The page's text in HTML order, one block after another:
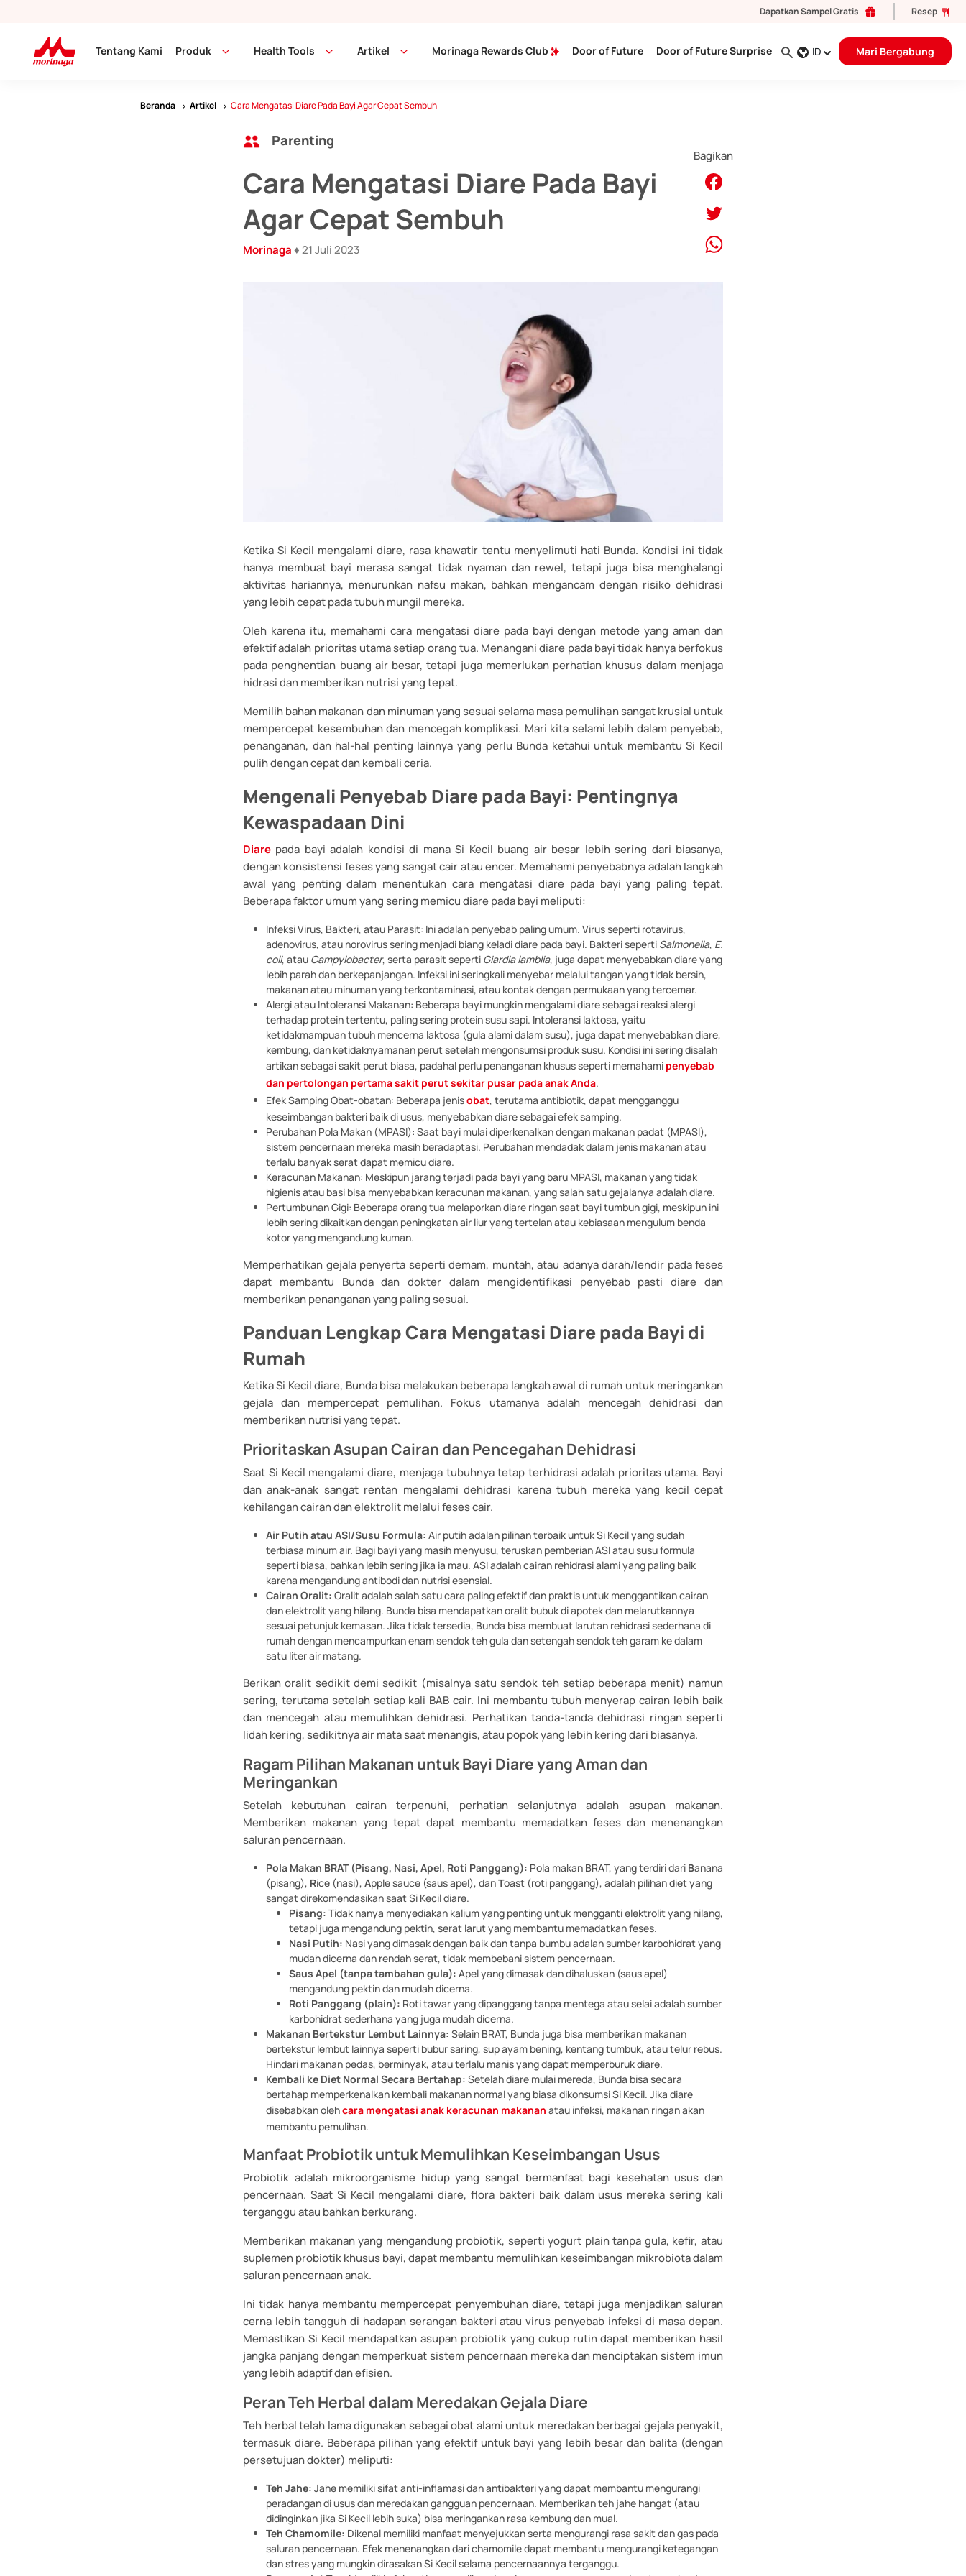
Dapatkan Sampel Gratis Resep
ID Mari Bergabung
Tentang Kami Produk Health Tools Artikel Morinaga Rewards Club Door of Future Door of Future Surprise
Beranda Artikel Cara Mengatasi Diare Pada Bayi Agar Cepat Sembuh
Parenting
Cara Mengatasi Diare Pada Bayi
Agar Cepat Sembuh
Morinaga♦ 21 Juli 2023
Bagikan
Ketika Si Kecil mengalami diare, rasa khawatir tentu menyelimuti hati Bunda. Kondisi ini tidak
hanya membuat bayi merasa sangat tidak nyaman dan rewel, tetapi juga bisa menghalangi
aktivitas hariannya, menurunkan nafsu makan, bahkan mengancam dengan risiko dehidrasi
yang lebih cepat pada tubuh mungil mereka.
Oleh karena itu, memahami cara mengatasi diare pada bayi dengan metode yang aman dan
efektif adalah prioritas utama setiap orang tua. Menangani diare pada bayi tidak hanya berfokus
pada penghentian buang air besar, tetapi juga memerlukan perhatian khusus dalam menjaga
hidrasi dan memberikan nutrisi yang tepat.
Memilih bahan makanan dan minuman yang sesuai selama masa pemulihan sangat krusial untuk
mempercepat kesembuhan dan mencegah komplikasi. Mari kita selami lebih dalam penyebab,
penanganan, dan hal-hal penting lainnya yang perlu Bunda ketahui untuk membantu Si Kecil
pulih dengan cepat dan kembali ceria.
Mengenali Penyebab Diare pada Bayi: Pentingnya
Kewaspadaan Dini
Diare pada bayi adalah kondisi di mana Si Kecil buang air besar lebih sering dari biasanya,
dengan konsistensi feses yang sangat cair atau encer. Memahami penyebabnya adalah langkah
awal yang penting dalam menentukan cara mengatasi diare pada bayi yang paling tepat.
Beberapa faktor umum yang sering memicu diare pada bayi meliputi:
Infeksi Virus, Bakteri, atau Parasit: Ini adalah penyebab paling umum. Virus seperti rotavirus,
adenovirus, atau norovirus sering menjadi biang keladi diare pada bayi. Bakteri seperti Salmonella, E.
coli, atau Campylobacter, serta parasit seperti Giardia lamblia, juga dapat menyebabkan diare yang
lebih parah dan berkepanjangan. Infeksi ini seringkali menyebar melalui tangan yang tidak bersih,
makanan atau minuman yang terkontaminasi, atau kontak dengan permukaan yang tercemar.
Alergi atau Intoleransi Makanan: Beberapa bayi mungkin mengalami diare sebagai reaksi alergi
terhadap protein tertentu, paling sering protein susu sapi. Intoleransi laktosa, yaitu
ketidakmampuan tubuh mencerna laktosa (gula alami dalam susu), juga dapat menyebabkan diare,
kembung, dan ketidaknyamanan perut setelah mengonsumsi produk susu. Kondisi ini sering disalah
artikan sebagai sakit perut biasa, padahal perlu penanganan khusus seperti memahami penyebab
dan pertolongan pertama sakit perut sekitar pusar pada anak Anda.
Efek Samping Obat-obatan: Beberapa jenisobat, terutama antibiotik, dapat mengganggu
keseimbangan bakteri baik di usus, menyebabkan diare sebagai efek samping.
Perubahan Pola Makan (MPASI): Saat bayi mulai diperkenalkan dengan makanan padat (MPASI),
sistem pencernaan mereka masih beradaptasi. Perubahan mendadak dalam jenis makanan atau
terlalu banyak serat dapat memicu diare.
Keracunan Makanan: Meskipun jarang terjadi pada bayi yang baru MPASI, makanan yang tidak
higienis atau basi bisa menyebabkan keracunan makanan, yang salah satu gejalanya adalah diare.
Pertumbuhan Gigi: Beberapa orang tua melaporkan diare ringan saat bayi tumbuh gigi, meskipun ini
lebih sering dikaitkan dengan peningkatan air liur yang tertelan atau kebiasaan mengulum benda
kotor yang mengandung kuman.
Memperhatikan gejala penyerta seperti demam, muntah, atau adanya darah/lendir pada feses
dapat membantu Bunda dan dokter dalam mengidentifikasi penyebab pasti diare dan
memberikan penanganan yang paling sesuai.
Panduan Lengkap Cara Mengatasi Diare pada Bayi di
Rumah
Ketika Si Kecil diare, Bunda bisa melakukan beberapa langkah awal di rumah untuk meringankan
gejala dan mempercepat pemulihan. Fokus utamanya adalah mencegah dehidrasi dan
memberikan nutrisi yang tepat.
Prioritaskan Asupan Cairan dan Pencegahan Dehidrasi
Saat Si Kecil mengalami diare, menjaga tubuhnya tetap terhidrasi adalah prioritas utama. Bayi
dan anak-anak sangat rentan mengalami dehidrasi karena tubuh mereka yang kecil cepat
kehilangan cairan dan elektrolit melalui feses cair.
Air Putih atau ASI/Susu Formula: Air putih adalah pilihan terbaik untuk Si Kecil yang sudah
terbiasa minum air. Bagi bayi yang masih menyusu, teruskan pemberian ASI atau susu formula
seperti biasa, bahkan lebih sering jika ia mau. ASI adalah cairan rehidrasi alami yang paling baik
karena mengandung antibodi dan nutrisi esensial.
Cairan Oralit: Oralit adalah salah satu cara paling efektif dan praktis untuk menggantikan cairan
dan elektrolit yang hilang. Bunda bisa mendapatkan oralit bubuk di apotek dan melarutkannya
sesuai petunjuk kemasan. Jika tidak tersedia, Bunda bisa membuat larutan rehidrasi sederhana di
rumah dengan mencampurkan enam sendok teh gula dan setengah sendok teh garam ke dalam
satu liter air matang.
Berikan oralit sedikit demi sedikit (misalnya satu sendok teh setiap beberapa menit) namun
sering, terutama setelah setiap kali BAB cair. Ini membantu tubuh menyerap cairan lebih baik
dan mencegah atau memulihkan dehidrasi. Perhatikan tanda-tanda dehidrasi ringan seperti
lidah kering, sedikitnya air mata saat menangis, atau popok yang lebih kering dari biasanya.
Ragam Pilihan Makanan untuk Bayi Diare yang Aman dan
Meringankan
Setelah kebutuhan cairan terpenuhi, perhatian selanjutnya adalah asupan makanan.
Memberikan makanan yang tepat dapat membantu memadatkan feses dan menenangkan
saluran pencernaan.
Pola Makan BRAT (Pisang, Nasi, Apel, Roti Panggang): Pola makan BRAT, yang terdiri dari Banana
(pisang), Rice (nasi), Apple sauce (saus apel), danToast (roti panggang), adalah pilihan diet yang
sangat direkomendasikan saat Si Kecil diare.
Pisang: Tidak hanya menyediakan kalium yang penting untuk mengganti elektrolit yang hilang,
tetapi juga mengandung pektin, serat larut yang membantu memadatkan feses.
Nasi Putih: Nasi yang dimasak dengan baik dan tanpa bumbu adalah sumber karbohidrat yang
mudah dicerna dan rendah serat, tidak membebani sistem pencernaan.
Saus Apel (tanpa tambahan gula): Apel yang dimasak dan dihaluskan (saus apel)
mengandung pektin dan mudah dicerna.
Roti Panggang (plain): Roti tawar yang dipanggang tanpa mentega atau selai adalah sumber
karbohidrat sederhana yang juga mudah dicerna.
Makanan Bertekstur Lembut Lainnya: Selain BRAT, Bunda juga bisa memberikan makanan
bertekstur lembut lainnya seperti bubur saring, sup ayam bening, kentang tumbuk, atau telur rebus.
Hindari makanan pedas, berminyak, atau terlalu manis yang dapat memperburuk diare.
Kembali ke Diet Normal Secara Bertahap: Setelah diare mulai mereda, Bunda bisa secara
bertahap memperkenalkan kembali makanan normal yang biasa dikonsumsi Si Kecil. Jika diare
disebabkan olehcara mengatasi anak keracunan makanan atau infeksi, makanan ringan akan
membantu pemulihan.
Manfaat Probiotik untuk Memulihkan Keseimbangan Usus
Probiotik adalah mikroorganisme hidup yang sangat bermanfaat bagi kesehatan usus dan
pencernaan. Saat Si Kecil mengalami diare, flora bakteri baik dalam usus mereka sering kali
terganggu atau bahkan berkurang.
Memberikan makanan yang mengandung probiotik, seperti yogurt plain tanpa gula, kefir, atau
suplemen probiotik khusus bayi, dapat membantu memulihkan keseimbangan mikrobiota dalam
saluran pencernaan anak.
Ini tidak hanya membantu mempercepat penyembuhan diare, tetapi juga menjadikan saluran
cerna lebih tangguh di hadapan serangan bakteri atau virus penyebab infeksi di masa depan.
Memastikan Si Kecil mendapatkan asupan probiotik yang cukup rutin dapat memberikan hasil
jangka panjang dengan memperkuat sistem pencernaan mereka dan menciptakan sistem imun
yang lebih adaptif dan efisien.
Peran Teh Herbal dalam Meredakan Gejala Diare
Teh herbal telah lama digunakan sebagai obat alami untuk meredakan berbagai gejala penyakit,
termasuk diare. Beberapa pilihan yang efektif untuk bayi yang lebih besar dan balita (dengan
persetujuan dokter) meliputi:
Teh Jahe: Jahe memiliki sifat anti-inflamasi dan antibakteri yang dapat membantu mengurangi
peradangan di usus dan meredakan gangguan pencernaan. Memberikan teh jahe hangat (atau
didinginkan jika Si Kecil lebih suka) bisa meringankan rasa kembung dan mual.
Teh Chamomile: Dikenal memiliki manfaat menyejukkan serta mengurangi rasa sakit dan gas pada
saluran pencernaan. Efek menenangkan dari chamomile dapat membantu mengurangi ketegangan
dan stres yang mungkin dirasakan Si Kecil selama pencernaannya terganggu.